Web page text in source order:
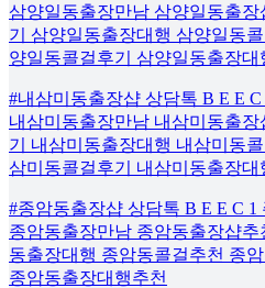
삼양일동출장만남 삼양일동출
기 삼양일동출장대행 삼양일동
양일동콜걸후기 삼양일동출장대
#내삼미동출장샵 상담톡 B E E C
내삼미동출장만남 내삼미동출
기 내삼미동출장대행 내삼미동
삼미동콜걸후기 내삼미동출장대
#종암동출장샵 상담톡 B E E C 1
종암동출장만남 종암동출장샵
동출장대행 종암동콜걸추천 종
종암동출장대행추천